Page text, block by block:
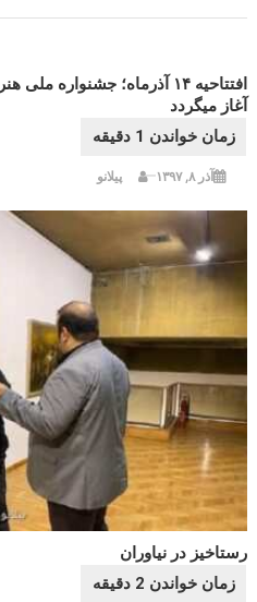
افتتاحیه ۱۴ آذرماه؛
آغاز میگردد
آذر ۸, ۱۳۹۷ پیلانو
رستاخیز در نیاوران